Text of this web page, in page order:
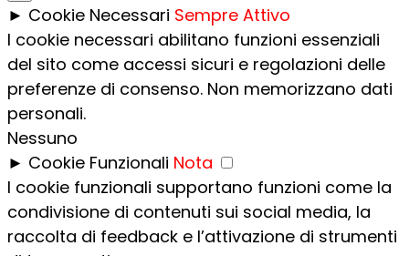
► Cookie Necessari Sempre Attivo
I cookie necessari abilitano funzioni essenziali
del sito come accessi sicuri e regolazioni delle
preferenze di consenso. Non memorizzano dati
personali.
Nessuno
► Cookie Funzionali Nota
I cookie funzionali supportano funzioni come la
condivisione di contenuti sui social media, la
raccolta di feedback e l’attivazione di strumenti